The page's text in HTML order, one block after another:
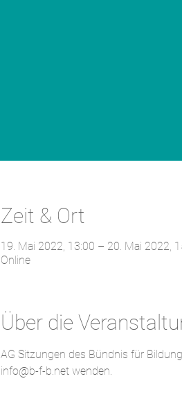
Zeit & Ort
19. Mai 2022, 13:00 – 20. Mai 2022,
Online
Über die
AG Sitzungen des Bündnis für
info@b-f-b.net wenden.